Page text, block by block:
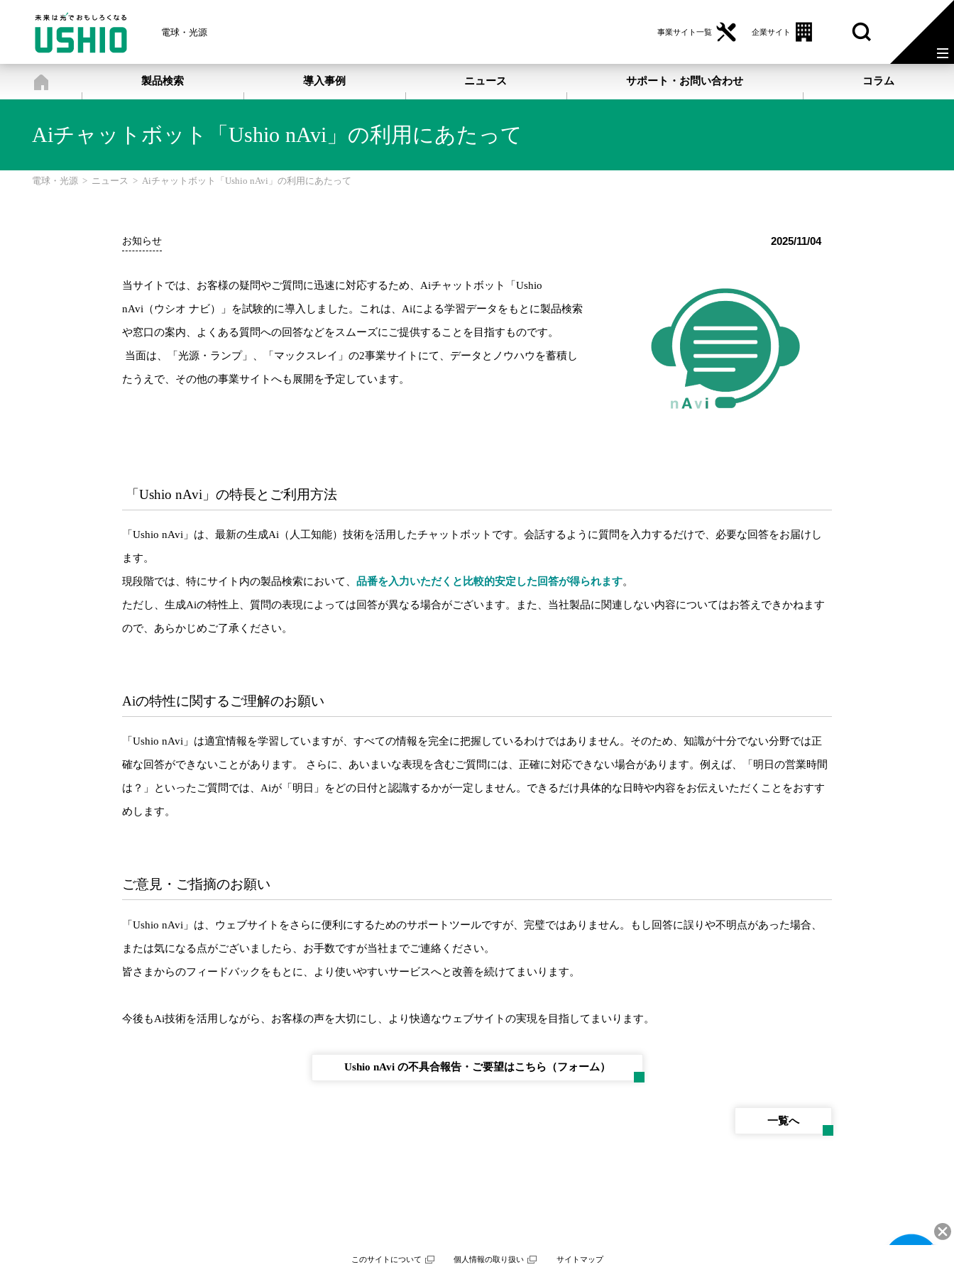
電球・光源 事業サイト一覧 企業サイト
電球・光源
製品検索 導入事例 ニュース サポート・お問い合わせ コラム
Aiチャットボット「Ushio nAvi」の利用にあたって
電球・光源 > ニュース > Aiチャットボット「Ushio nAvi」の利用にあたって
お知らせ 2025/11/04
当サイトでは、お客様の疑問やご質問に迅速に対応するため、Aiチャットボット「Ushio
nAvi（ウシオ ナビ）」を試験的に導入しました。これは、Aiによる学習データをもとに製品検索
や窓口の案内、よくある質問への回答などをスムーズにご提供することを目指すものです。
当面は、「光源・ランプ」、「マックスレイ」の2事業サイトにて、データとノウハウを蓄積し
たうえで、その他の事業サイトへも展開を予定しています。
「Ushio nAvi」の特長とご利用方法
「Ushio nAvi」は、最新の生成Ai（人工知能）技術を活用したチャットボットです。会話するように質問を入力するだけで、必要な回答をお届けし
ます。
現段階では、特にサイト内の製品検索において、 品番を入力いただくと比較的安定した回答が得られます。
ただし、生成Aiの特性上、質問の表現によっては回答が異なる場合がございます。また、当社製品に関連しない内容についてはお答えできかねます
ので、あらかじめご了承ください。
Aiの特性に関するご理解のお願い
「Ushio nAvi」は適宜情報を学習していますが、すべての情報を完全に把握しているわけではありません。そのため、知識が十分でない分野では正
確な回答ができないことがあります。 さらに、あいまいな表現を含むご質問には、正確に対応できない場合があります。例えば、「明日の営業時間
は？」といったご質問では、Aiが「明日」をどの日付と認識するかが一定しません。できるだけ具体的な日時や内容をお伝えいただくことをおすす
めします。
ご意見・ご指摘のお願い
「Ushio nAvi」は、ウェブサイトをさらに便利にするためのサポートツールですが、完璧ではありません。もし回答に誤りや不明点があった場合、
または気になる点がございましたら、お手数ですが当社までご連絡ください。
皆さまからのフィードバックをもとに、より使いやすいサービスへと改善を続けてまいります。
今後もAi技術を活用しながら、お客様の声を大切にし、より快適なウェブサイトの実現を目指してまいります。
Ushio nAvi の不具合報告・ご要望はこちら（フォーム）
一覧へ
このサイトについて 個人情報の取り扱い サイトマップ